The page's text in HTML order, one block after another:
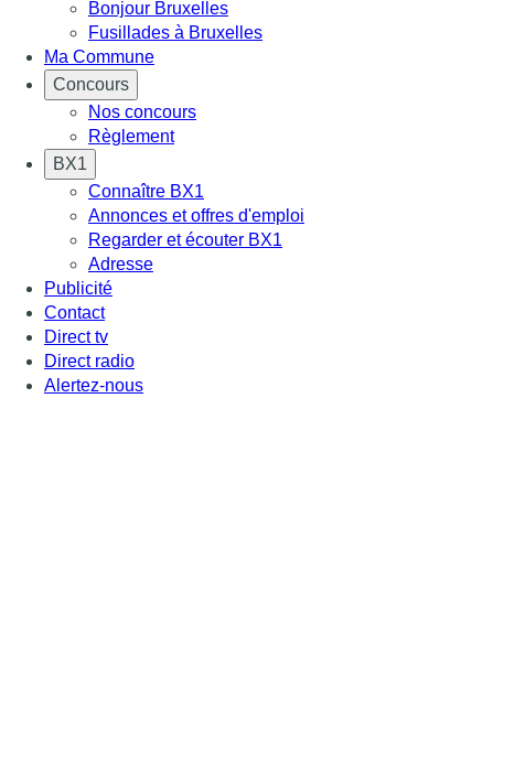
Bonjour Bruxelles
Fusillades à Bruxelles
Ma Commune
Concours
Nos concours
Règlement
BX1
Connaître BX1
Annonces et offres d'emploi
Regarder et écouter BX1
Adresse
Publicité
Contact
Direct tv
Direct radio
Alertez-nous